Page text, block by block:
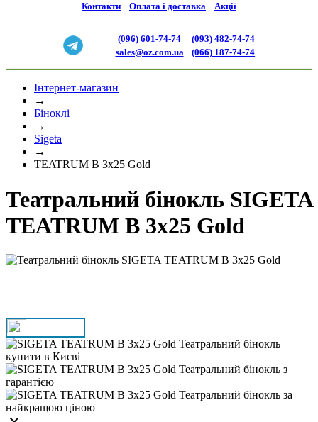
Контакти Оплата і доставка Акції
(096) 601-74-74
sales@oz.com.ua
(093) 482-74-74
(066) 187-74-74
Інтернет-магазин
→
Біноклі
→
Sigeta
→
TEATRUM B 3x25 Gold
Театральний бінокль SIGETA
TEATRUM B 3x25 Gold